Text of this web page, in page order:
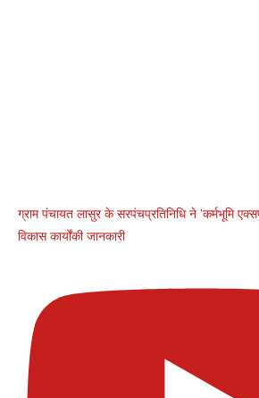
ग्राम पंचायत लासुर के सरपंचप्रतिनिधि ने 'कर्मभूमि
विकास कार्योंकी जानकारी